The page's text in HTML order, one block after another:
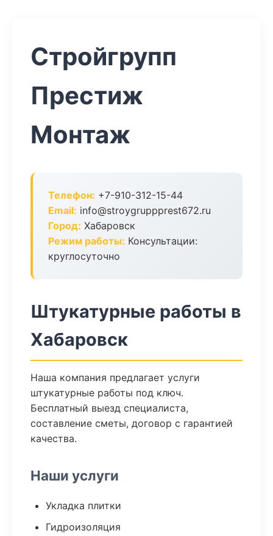
Стройгрупп
Престиж
Монтаж
Телефон: +7-910-312-15-44
Email: info@stroygruppprest672.ru
Город: Хабаровск
Режим работы: Консультации:
круглосуточно
Штукатурные работы в
Хабаровск
Наша компания предлагает услуги
штукатурные работы под ключ.
Бесплатный выезд специалиста,
составление сметы, договор с гарантией
качества.
Наши услуги
Укладка плитки
Гидроизоляция